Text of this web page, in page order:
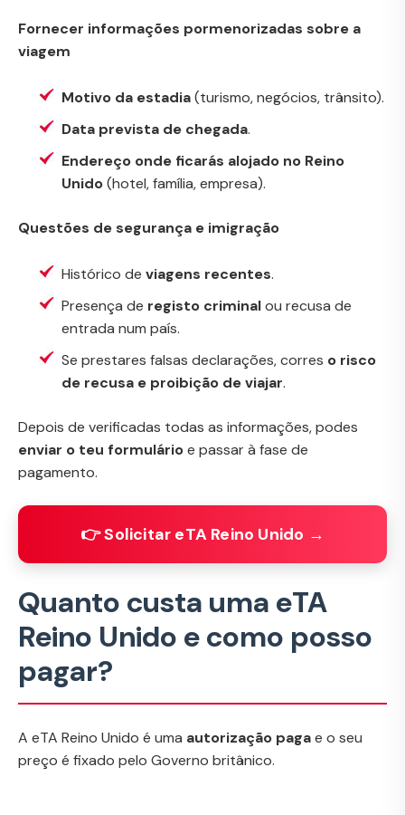
Fornecer informações pormenorizadas sobre a
viagem
Motivo da estadia(turismo, negócios, trânsito).
Data prevista de chegada.
Endereço onde ficarás alojado no Reino
Unido(hotel, família, empresa).
Questões de segurança e imigração
Histórico de viagens recentes.
Presença de registo criminalou recusa de
entrada num país.
Se prestares falsas declarações, corres o risco
de recusa e proibição de viajar.
Depois de verificadas todas as informações, podes
enviar o teu formulárioe passar à fase de
pagamento.
👉 Solicitar eTA Reino Unido →
Quanto custa uma eTA
Reino Unido e como posso
pagar?
A eTA Reino Unido é uma autorização pagae o seu
preço é fixado pelo Governo britânico.